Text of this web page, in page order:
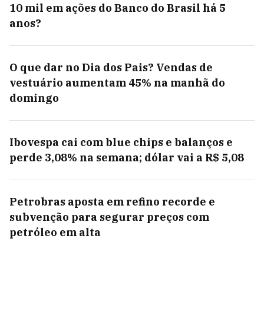
10 mil em ações do Banco do Brasil há 5
anos?
O que dar no Dia dos Pais? Vendas de
vestuário aumentam 45% na manhã do
domingo
Ibovespa cai com blue chips e balanços e
perde 3,08% na semana; dólar vai a R$ 5,08
Petrobras aposta em refino recorde e
subvenção para segurar preços com
petróleo em alta